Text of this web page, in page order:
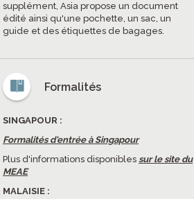
supplément, Asia propose un document
édité ainsi qu'une pochette, un sac, un
guide et des étiquettes de bagages.
Formalités
SINGAPOUR :
Formalités d'entrée à Singapour
Plus d'informations disponiblessur le site du
MEAE
MALAISIE :